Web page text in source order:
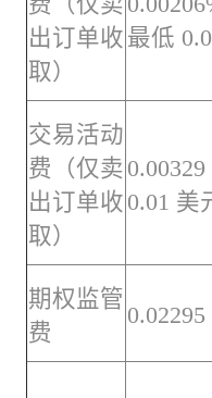
出订单收
取）
最低
交易活动
费（仅卖
出订单收
取）
0.01 美
期权监管
费